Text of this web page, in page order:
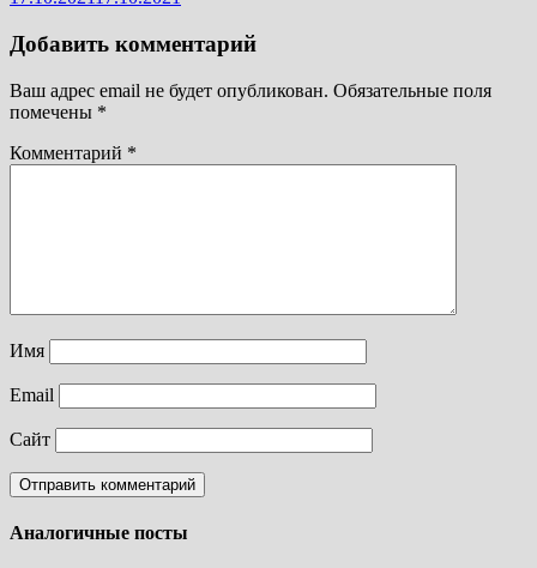
Добавить комментарий
Ваш адрес email не будет опубликован. Обязательные поля
помечены *
Комментарий *
Имя
Email
Сайт
Аналогичные посты